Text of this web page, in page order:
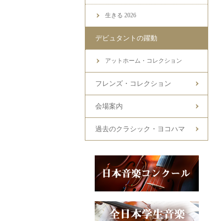
生きる 2026
デビュタントの躍動
アットホーム・コレクション
フレンズ・コレクション
会場案内
過去のクラシック・ヨコハマ